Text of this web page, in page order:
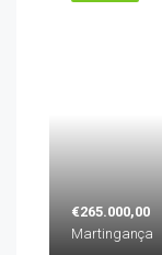
€265.000,00
Martingança